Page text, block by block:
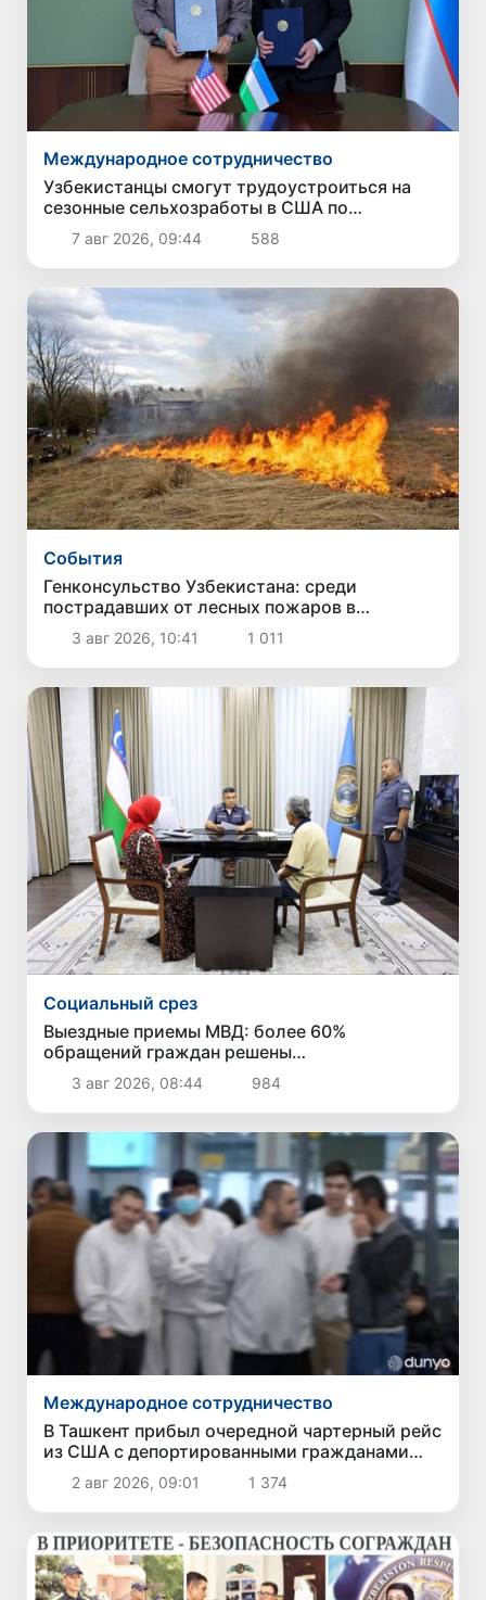
Международное сотрудничество
Узбекистанцы смогут трудоустроиться на
сезонные сельхозработы в США по
программе H-2A
7 авг 2026, 09:44 588
Cобытия
Генконсульство Узбекистана: среди
пострадавших от лесных пожаров в
американском штате Вашингтон граждан
Узбекистана нет
3 авг 2026, 10:41 1 011
Социальный срез
Выездные приемы МВД: более 60%
обращений граждан решены
непосредственно в ходе приема
3 авг 2026, 08:44 984
Международное сотрудничество
В Ташкент прибыл очередной чартерный рейс
из США с депортированными гражданами
Узбекистана
2 авг 2026, 09:01 1 374